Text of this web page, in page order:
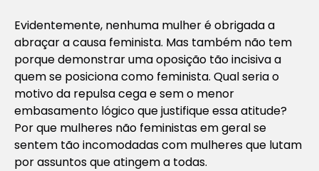
Evidentemente, nenhuma mulher é obrigada a
abraçar a causa feminista. Mas também não tem
porque demonstrar uma oposição tão incisiva a
quem se posiciona como feminista. Qual seria o
motivo da repulsa cega e sem o menor
embasamento lógico que justifique essa atitude?
Por que mulheres não feministas em geral se
sentem tão incomodadas com mulheres que lutam
por assuntos que atingem a todas.